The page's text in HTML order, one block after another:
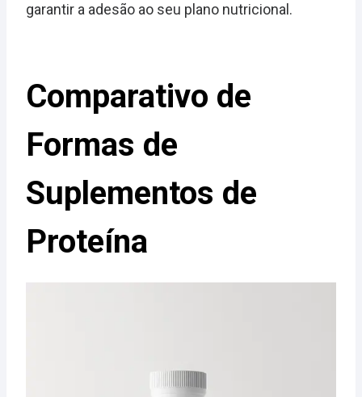
garantir a adesão ao seu plano nutricional.
Comparativo de
Formas de
Suplementos de
Proteína